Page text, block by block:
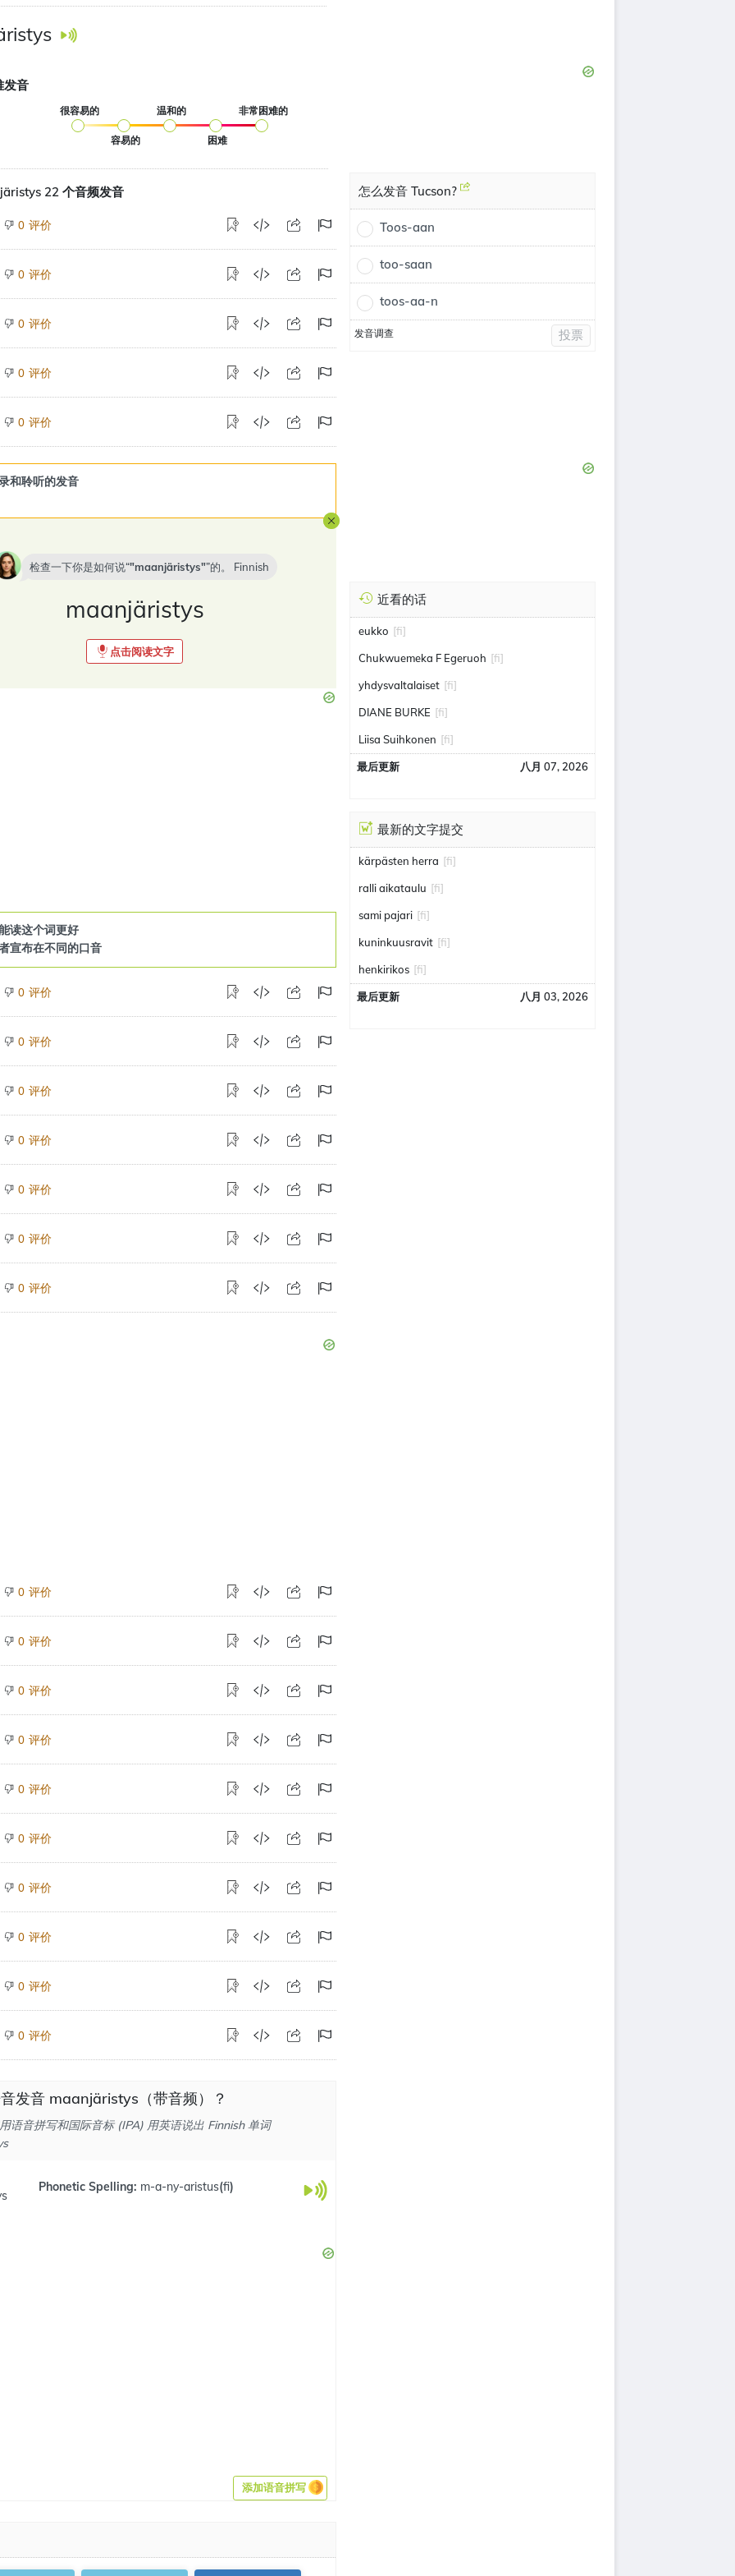
发音
很容易的
容易的
温和的
困难
非常困难的
22 个音频发音
0 评价
0 评价
0 评价
0 评价
0 评价
和聆听的发音
检查一下你是如何说“ maanjäristys ”的。 Finnish
maanjäristys
点击阅读文字
读这个词更好
宣布在不同的口音
0 评价
0 评价
0 评价
0 评价
0 评价
0 评价
0 评价
0 评价
0 评价
0 评价
0 评价
0 评价
0 评价
0 评价
0 评价
0 评价
0 评价
发音 maanjäristys（带音频）？
语音拼写和国际音标 (IPA) 用英语说出 Finnish 单词
Phonetic Spelling: m-a-ny-aristus(fi)
添加语音拼写
怎么发音 Tucson?
Toos-aan
too-saan
toos-aa-n
发音调查 投票
近看的话
eukko [fi]
Chukwuemeka F Egeruoh [fi]
yhdysvaltalaiset [fi]
DIANE BURKE [fi]
Liisa Suihkonen [fi]
最后更新 八月 07, 2026
最新的文字提交
kärpästen herra [fi]
ralli aikataulu [fi]
sami pajari [fi]
kuninkuusravit [fi]
henkirikos [fi]
最后更新 八月 03, 2026